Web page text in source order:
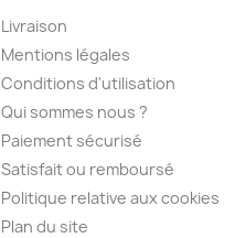
Livraison
Mentions légales
Conditions d'utilisation
Qui sommes nous ?
Paiement sécurisé
Satisfait ou remboursé
Politique relative aux cookies
Plan du site